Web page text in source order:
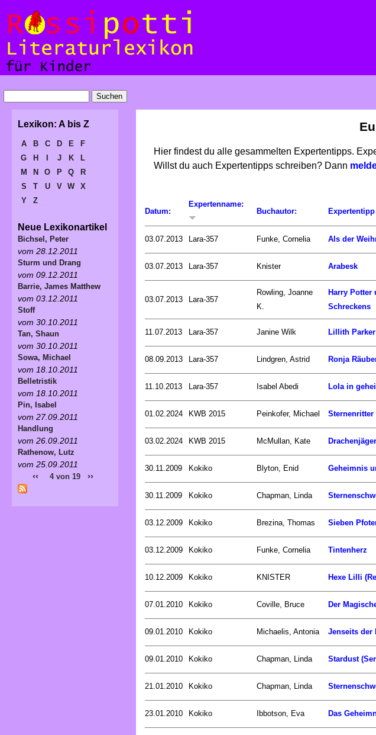
Hier findest du alle gesammelten Expertentipps.
Willst du auch Expertentipps schreiben? Dann
Datum:
Expertenname:
Buchautor:
03.07.2013 Lara-357 Funke, Cornelia Als der
03.07.2013 Lara-357 Knister Arabesk
03.07.2013 Lara-357
Rowling, Joanne
K.
Harry Potter
Schreckens
11.07.2013 Lara-357 Janine Wilk Lillith
08.09.2013 Lara-357 Lindgren, Astrid Ronja
11.10.2013 Lara-357 Isabel Abedi Lola in
01.02.2024 KWB 2015 Peinkofer, Michael Sternenritter
03.02.2024 KWB 2015 McMullan, Kate
30.11.2009 Kokiko Blyton, Enid Geheimnis
30.11.2009 Kokiko Chapman, Linda
03.12.2009 Kokiko Brezina, Thomas Sieben
03.12.2009 Kokiko Funke, Cornelia Tintenherz
10.12.2009 Kokiko KNISTER Hexe Lilli
07.01.2010 Kokiko Coville, Bruce Der
09.01.2010 Kokiko Michaelis, Antonia Jenseits der
09.01.2010 Kokiko Chapman, Linda Stardust
21.01.2010 Kokiko Chapman, Linda
23.01.2010 Kokiko Ibbotson, Eva Das
Lexikon: A bis Z
A B C D E
F
G
H J K
L
M
N O P Q
R
S
T U V W
X
Y
Z
Neue Lexikonartikel
Bichsel, Peter
vom 28.12.2011
Sturm und Drang
vom 09.12.2011
Barrie, James Matthew
vom 03.12.2011
Stoff
vom 30.10.2011
Tan, Shaun
vom 30.10.2011
Sowa, Michael
vom 18.10.2011
Belletristik
vom 18.10.2011
Pin, Isabel
vom 27.09.2011
Handlung
vom 26.09.2011
Rathenow, Lutz
vom 25.09.2011
‹‹ 4 von 19 ››